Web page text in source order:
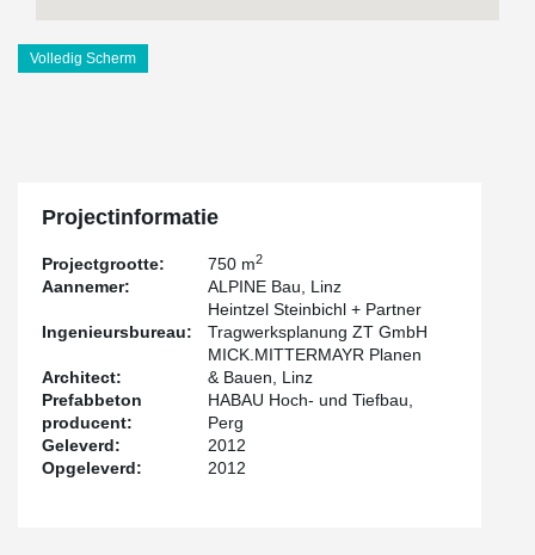
Volledig Scherm
Projectinformatie
Projectgrootte: 750 m2
Aannemer: ALPINE Bau, Linz
Ingenieursbureau:
Heintzel Steinbichl + Partner
Tragwerksplanung ZT GmbH
Architect:
MICK.MITTERMAYR Planen
& Bauen, Linz
Prefabbeton
producent:
HABAU Hoch- und Tiefbau,
Perg
Geleverd:
2012
Opgeleverd:
2012